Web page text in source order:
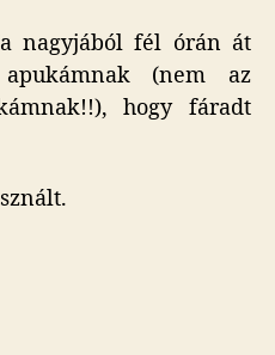
nagyjából fél órán át
(nem az
hogy fáradt